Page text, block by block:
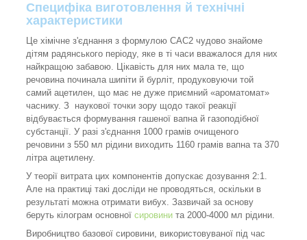
Специфіка виготовлення й технічні
характеристики
Це хімічне з'єднання з формулою CAC2 чудово знайоме
дітям радянського періоду, яке в ті часи вважалося для них
найкращою забавою. Цікавість для них мала те, що
речовина починала шипіти й бурліт, продуковуючи той
самий ацетилен, що має не дуже приємний «ароматомат»
часнику. З наукової точки зору щодо такої реакції
відбувається формування гашеної вапна й газоподібної
субстанції. У разі з'єднання 1000 грамів очищеного
речовини з 550 мл рідини виходить 1160 грамів вапна та 370
літра ацетилену.
У теорії витрата цих компонентів допускає дозування 2:1.
Але на практиці такі досліди не проводяться, оскільки в
результаті можна отримати вибух. Зазвичай за основу
беруть кілограм основної сировини та 2000-4000 мл рідини.
Виробництво базової сировини, використовуваної під час